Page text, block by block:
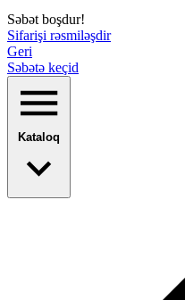
Səbət boşdur!
Sifarişi rəsmiləşdir
Geri
Səbətə keçid
Kataloq